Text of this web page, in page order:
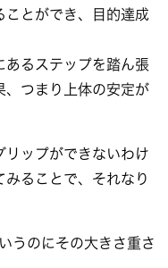
ことができ、目的達成
あるステップを踏ん張
、つまり上体の安定が
リップができないわけ
ることで、それなり
うのにその大きさ重さ